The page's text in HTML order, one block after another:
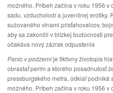
možného. Príbeh začína v roku 1956 v
sadu, vzducholodí a juvenílnej erotiky.
sužovaného vlnami prisťahovalcov,
aby sa zakončil v blízkej budúcnosti
očakáva nový zázrak odpustenia
Panic v podzemíje fiktívny životopis
obrastať perím a ktorého posadnutosť
pressburgského metra, odkiaľ podniká
možného. Príbeh začína v roku 1956 v